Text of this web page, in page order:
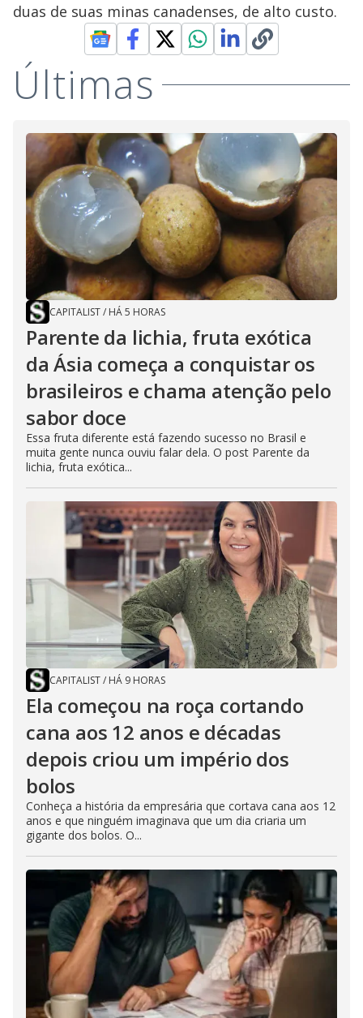
duas de suas minas canadenses, de alto custo.
Últimas
CAPITALIST/ HÁ 5 HORAS
Parente da lichia, fruta exótica
da Ásia começa a conquistar os
brasileiros e chama atenção pelo
sabor doce
Essa fruta diferente está fazendo sucesso no Brasil e
muita gente nunca ouviu falar dela. O post Parente da
lichia, fruta exótica...
CAPITALIST/ HÁ 9 HORAS
Ela começou na roça cortando
cana aos 12 anos e décadas
depois criou um império dos
bolos
Conheça a história da empresária que cortava cana aos 12
anos e que ninguém imaginava que um dia criaria um
gigante dos bolos. O...